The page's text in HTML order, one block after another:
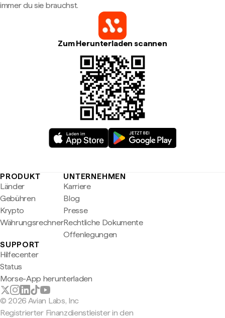
immer du sie brauchst.
Zum Herunterladen scannen
PRODUKT
Länder
Gebühren
Krypto
Währungsrechner
UNTERNEHMEN
Karriere
Blog
Presse
Rechtliche Dokumente
Offenlegungen
SUPPORT
Hilfecenter
Status
Morse-App herunterladen
© 2026 Avian Labs, Inc
Registrierter Finanzdienstleister in den